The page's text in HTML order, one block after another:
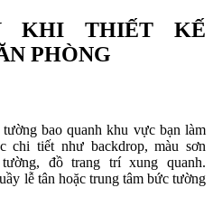
KHI THIẾT KẾ
PHÒNG
bao quanh khu vực bạn làm
chi tiết như backdrop, màu sơn
đồ trang trí xung quanh.
lễ tân hoặc trung tâm bức tường